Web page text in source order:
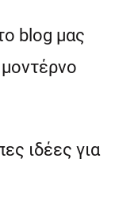
blog μας
μοντέρνο
ιδέες για